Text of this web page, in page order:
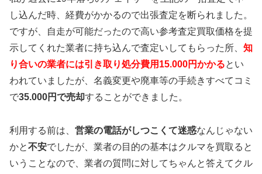
し込んだ時、経費がかかるので出張査定を断られました。
ですが、自走が可能だったので高い参考査定買取価格を提
示してくれた業者に持ち込んで査定いしてもらった所、 知
り合いの業者には引き取り処分費用15.000円かかるとい
われていましたが、名義変更や廃車等の手続きすべてコミ
で35.000円で売却することができました。
利用する前は、 営業の電話がしつこくて迷惑なんじゃない
かと不安でしたが、業者の目的の基本はクルマを買取ると
いうことなので、業者の質問に対してちゃんと答えてクル